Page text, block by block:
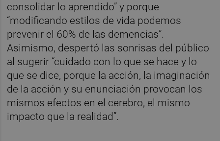
consolidar lo aprendido” y porque
“modificando estilos de vida podemos
prevenir el 60% de las demencias”.
Asimismo, despertó las sonrisas del público
al sugerir “cuidado con lo que se hace y lo
que se dice, porque la acción, la imaginación
de la acción y su enunciación provocan los
mismos efectos en el cerebro, el mismo
impacto que la realidad”.